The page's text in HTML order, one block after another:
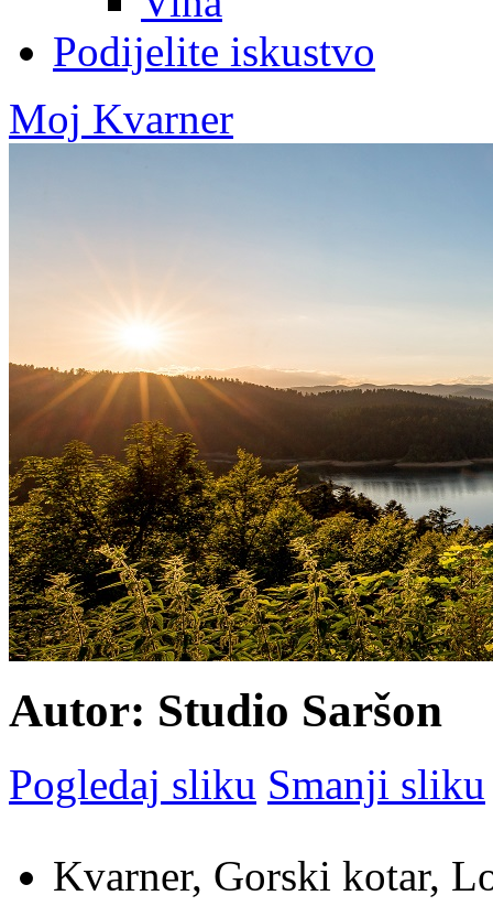
Podijelite iskustvo
Moj Kvarner
Autor: Studio Saršon
Pogledaj sliku Smanji sliku
Kvarner, Gorski kotar,